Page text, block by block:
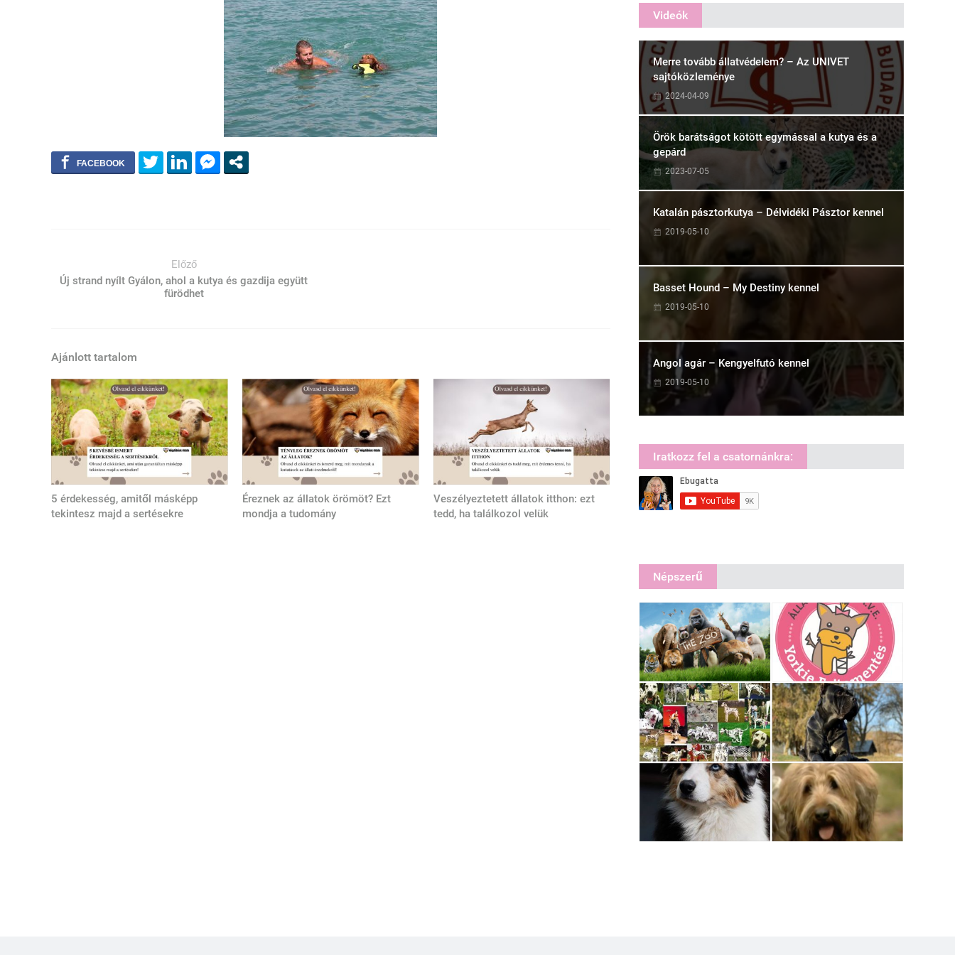
Előző
Új strand nyílt Gyálon, ahol a kutya és gazdija együtt
fürödhet
Ajánlott tartalom
5 érdekesség, amitől másképp
tekintesz majd a sertésekre
Éreznek az állatok örömöt? Ezt
mondja a tudomány
Veszélyeztetett állatok itthon: ezt
tedd, ha találkozol velük
Videók
Merre tovább állatvédelem? – Az UNIVET
sajtóközleménye
2024-04-09
Örök barátságot kötött egymással a kutya és a
gepárd
2023-07-05
Katalán pásztorkutya – Délvidéki Pásztor kennel
2019-05-10
Basset Hound – My Destiny kennel
2019-05-10
Angol agár – Kengyelfutó kennel
2019-05-10
Iratkozz fel a csatornánkra:
Népszerű